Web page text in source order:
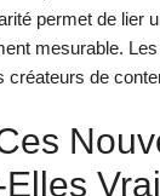
permet de lier
mesurable.
de